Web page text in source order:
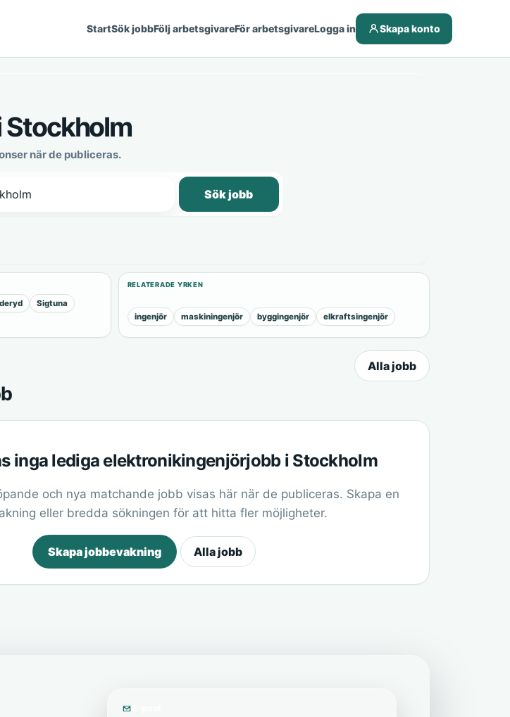
StartSök jobbFölj arbetsgivareFör arbetsgivareLogga in Skapa konto
Stockholm
när de publiceras.
Sök jobb
Sigtuna
RELATERADE YRKEN
ingenjör maskiningenjör byggingenjör elkraftsingenjör
Alla jobb
inga lediga elektronikingenjörjobb i Stockholm
och nya matchande jobb visas här när de publiceras. Skapa en
eller bredda sökningen för att hitta fler möjligheter.
Skapa jobbevakning Alla jobb